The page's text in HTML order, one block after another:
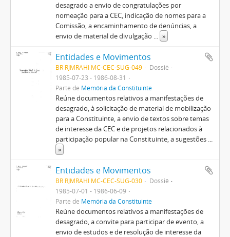
desagrado a envio de congratulações por
nomeação para a CEC, indicação de nomes para a
Comissão, a encaminhamento de denúncias, a
envio de material de divulgação ... »
Entidades e Movimentos
BR RJMRAHI MC-CEC-SUG-049
Dossiê
1985-07-23 - 1986-08-31
Parte de Memória da Constituinte
Reúne documentos relativos a manifestações de
desagrado, à solicitação de material de mobilização
para a Constituinte, a envio de textos sobre temas
de interesse da CEC e de projetos relacionados à
participação popular na Constituinte, a sugestões ...
»
Entidades e Movimentos
BR RJMRAHI MC-CEC-SUG-030
Dossiê
1985-07-01 - 1986-06-09
Parte de Memória da Constituinte
Reúne documentos relativos a manifestações de
desagrado, a convite para participar de evento, a
envio de estudos e de resolução de interesse da